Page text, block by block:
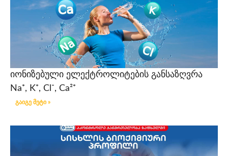
იონიზებული ელექტროლიტების განსაზღვრა
Na⁺, K⁺, Cl⁻, Ca²⁺
გაიგე მეტი »